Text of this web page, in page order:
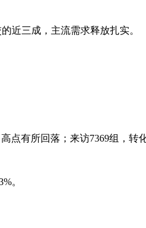
近三成，主流需求释放扎实。
点有所回落；来访7369组，
。